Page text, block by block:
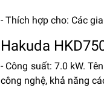
- Thích hợp cho: Các
Hakuda
- Công suất: 7.0 kW.
công nghệ, khả năng